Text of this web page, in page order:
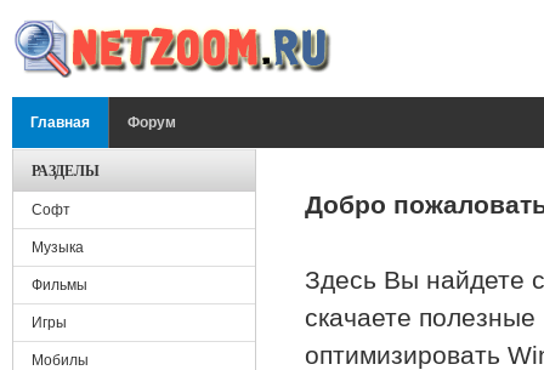
Главная Форум
Добро
Здесь Вы найдете
скачаете
оптимизировать
РАЗДЕЛЫ
Софт
Музыка
Фильмы
Игры
Мобилы